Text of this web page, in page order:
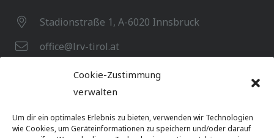
Cookie-Zustimmung
verwalten
Um dir ein optimales Erlebnis zu bieten, verwenden wir Technologien
wie Cookies, um Geräteinformationen zu speichern und/oder darauf
Stadionstraße 1, A-6020 Innsbruck
office@lrv-tirol.at
+43 512 582 265
Datenschutz